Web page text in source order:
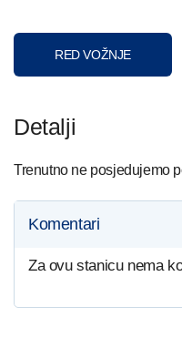
RED VOŽNJE
Detalji
Trenutno ne posjedujemo
Komentari
Za ovu stanicu nema